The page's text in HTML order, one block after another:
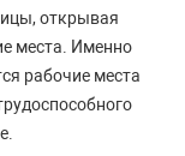
открывая
места. Именно
рабочие места